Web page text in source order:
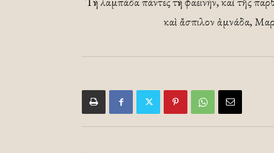
καὶ ἄσπιλον ἀμνάδα,